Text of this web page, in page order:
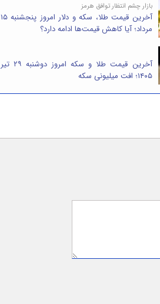
بازار چشم انتظار توافق هرمز
آخرین قیمت طلا، سکه و دلار امروز پنجشنبه ۱۵
مرداد؛ آیا کاهش قیمت‌ها ادامه دارد؟
آخرین قیمت طلا و سکه امروز دوشنبه ۲۹ تیر
۱۴۰۵؛ افت میلیونی سکه